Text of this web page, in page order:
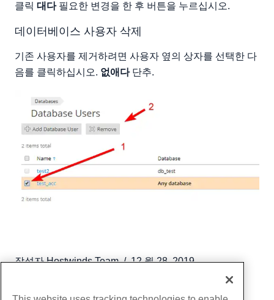
클릭 대다필요한 변경을 한 후 버튼을 누르십시오.
데이터베이스 사용자 삭제
기존 사용자를 제거하려면 사용자 옆의 상자를 선택한 다
음를 클릭하십시오. 없애다단추.
작성자 Hostwinds Team/12 월 28, 2019